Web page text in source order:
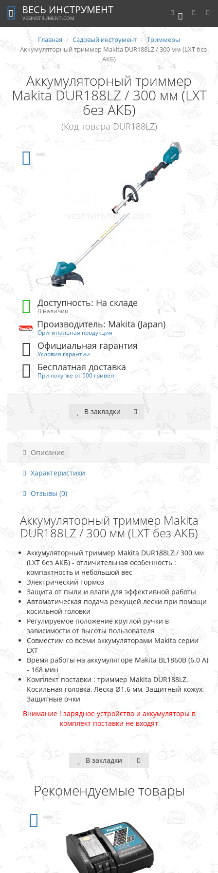
0
ВЕСЬ ИНСТРУМЕНТ
VESINSTRUMENT.COM
Главная Садовый инструмент
Триммеры
Аккумуляторный триммер Makita DUR188LZ / 300 мм (LXT без
АКБ)
Аккумуляторный триммер
Makita DUR188LZ / 300 мм (LXT
без АКБ)
(Код товара DUR188LZ)
Доступность: На складе
В наличии
Производитель: Makita (Japan)
Оригинальная продукция
Официальная гарантия
Условия гарантии
Бесплатная доставка
При покупке от 500 гривен
В закладки
Описание
Характеристики
Отзывы (0)
Аккумуляторный триммер Makita
DUR188LZ / 300 мм (LXT без АКБ)
Аккумуляторный триммер Makita DUR188LZ / 300 мм
(LXT без АКБ) - отличительная особенность :
компактность и небольшой вес
Электрический тормоз
Защита от пыли и влаги для эффективной работы
Автоматическая подача режущей лески при помощи
косильной головки
Регулируемое положение круглой ручки в
зависимости от высоты пользователя
Совместим со всеми аккумуляторами Makita серии
LXT
Время работы на аккумуляторе Makita BL1860B (6.0 А)
- 168 мин
Комплект поставки : триммер Makita DUR188LZ,
Косильная головка, Леска Ø1.6 мм, Защитный кожух,
Защитные очки
Внимание ! зарядное устройство и аккумуляторы в
комплект поставки не входят
В закладки
Рекомендуемые товары